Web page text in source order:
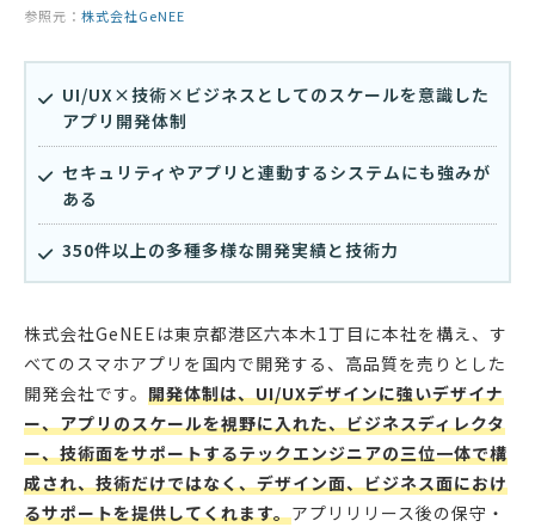
参照元： 株式会社GeNEE
UI/UX×技術×ビジネスとしてのスケールを意識した
アプリ開発体制
セキュリティやアプリと連動するシステムにも強みが
ある
350件以上の多種多様な開発実績と技術力
株式会社GeNEEは東京都港区六本木1丁目に本社を構え、す
べてのスマホアプリを国内で開発する、高品質を売りとした
開発会社です。 開発体制は、UI/UXデザインに強いデザイナ
ー、アプリのスケールを視野に入れた、ビジネスディレクタ
ー、技術面をサポートするテックエンジニアの三位一体で構
成され、技術だけではなく、デザイン面、ビジネス面におけ
るサポートを提供してくれます。アプリリリース後の保守・